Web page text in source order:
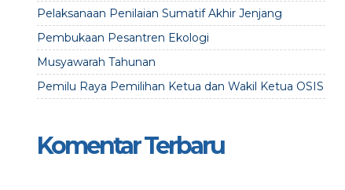
Pelaksanaan Penilaian Sumatif Akhir Jenjang
Pembukaan Pesantren Ekologi
Musyawarah Tahunan
Pemilu Raya Pemilihan Ketua dan Wakil Ketua OSIS
Komentar Terbaru